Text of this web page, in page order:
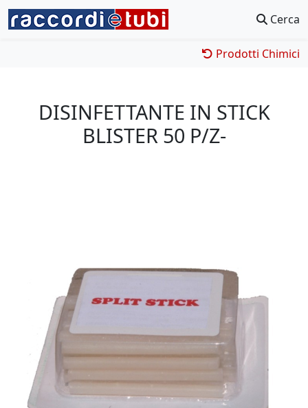
Cerca
Prodotti Chimici
DISINFETTANTE IN STICK
BLISTER 50 P/Z-